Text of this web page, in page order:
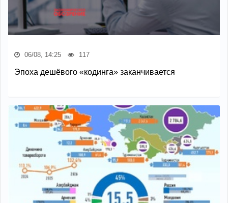
06/08, 14:25 117
Эпоха дешёвого «кодинга» заканчивается